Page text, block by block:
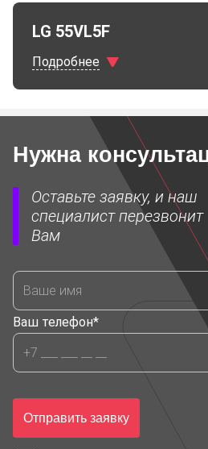
LG 55VL5F
Подробнее
Характеристики
Диагональ
Яркость5
Шов
Порт
Нужна
Оставьте заявку, и наш
специалист перезвонит
Вам
Ваш телефон*
Отправить заявку